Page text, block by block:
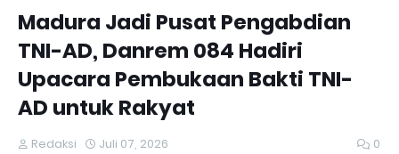
Madura Jadi Pusat Pengabdian
TNI-AD, Danrem 084 Hadiri
Upacara Pembukaan Bakti TNI-
AD untuk Rakyat
Redaksi Juli 07, 2026 0